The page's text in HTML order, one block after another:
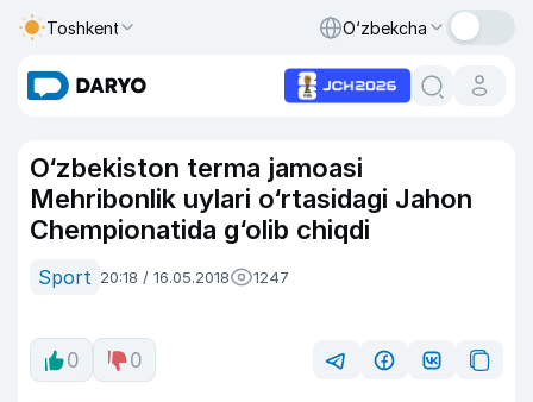
Toshkent O‘zbekcha
O‘zbekiston terma jamoasi
Mehribonlik uylari o‘rtasidagi Jahon
Chempionatida g‘olib chiqdi
Sport 20:18 / 16.05.2018 1247
0 0